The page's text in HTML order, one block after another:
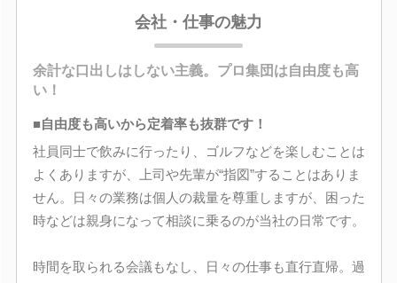
会社・仕事の魅力
余計な口出しはしない主義。プロ集団は自由度も高
い！
■自由度も高いから定着率も抜群です！
社員同士で飲みに行ったり、ゴルフなどを楽しむことは
よくありますが、上司や先輩が“指図”することはありま
せん。日々の業務は個人の裁量を尊重しますが、困った
時などは親身になって相談に乗るのが当社の日常です。
時間を取られる会議もなし、日々の仕事も直行直帰。過